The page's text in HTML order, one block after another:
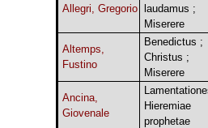
Allegri, Gregorio
laudamus ;
Miserere
Altemps,
Fustino
Benedictus ;
Christus ;
Miserere
Ancina,
Giovenale
Hieremiae
prophetae